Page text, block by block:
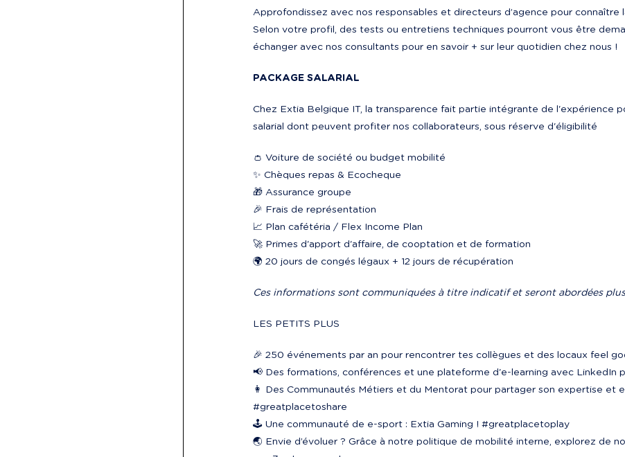
Approfondissez avec nos responsables et directeurs d’agence pour connaître
Selon votre profil, des tests ou entretiens techniques pourront vous être
échanger avec nos consultants pour en savoir + sur leur quotidien chez nous !
PACKAGE SALARIAL
Chez Extia Belgique IT, la transparence fait partie intégrante de l'expérience
salarial dont peuvent profiter nos collaborateurs, sous réserve d'éligibilité
👛 Voiture de société ou budget mobilité
✨ Chèques repas & Ecocheque
🎁 Assurance groupe
🎉 Frais de représentation
📈 Plan cafétéria / Flex Income Plan
🚀 Primes d'apport d'affaire, de cooptation et de formation
🌍 20 jours de congés légaux + 12 jours de récupération
Ces informations sont communiquées à titre indicatif et seront abordées
LES PETITS PLUS
🎉 250 événements par an pour rencontrer tes collègues et des locaux feel
📢 Des formations, conférences et une plateforme d'e-learning avec
👩‍ Des Communautés Métiers et du Mentorat pour partager son expertise et
#greatplacetoshare
🕹️ Une communauté de e-sport : Extia Gaming ! #greatplacetoplay
🌏 Envie d’évoluer ? Grâce à notre politique de mobilité interne, explorez de